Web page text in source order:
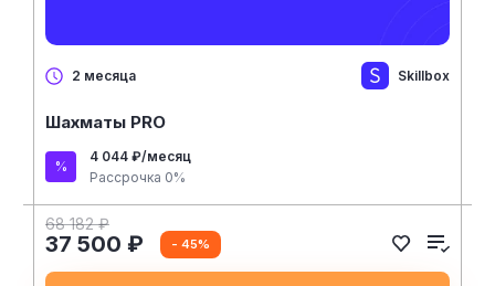
2 месяца Skillbox
Шахматы PRO
4 044 ₽/месяц
Рассрочка 0%
68 182 ₽
37 500 ₽ - 45%